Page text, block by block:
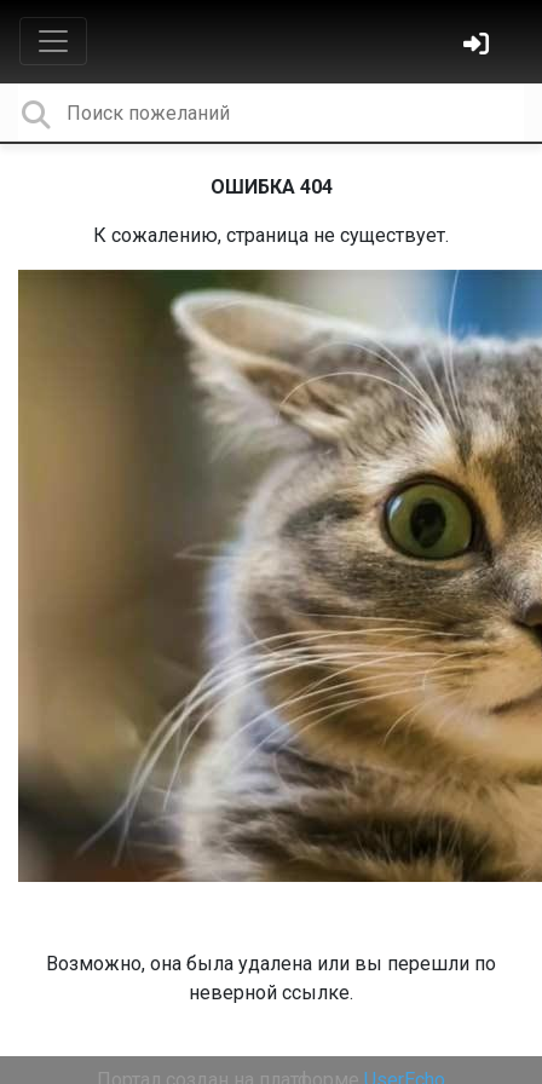
ОШИБКА 404
К сожалению, страница не существует.
Возможно, она была удалена или вы перешли по
неверной ссылке.